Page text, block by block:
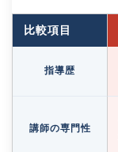
比較項目
指導歴
講師の専門性